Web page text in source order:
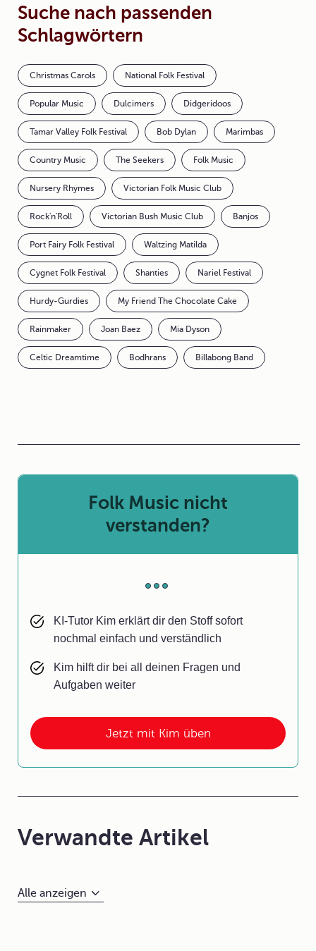
Suche nach passenden
Schlagwörtern
Christmas Carols National Folk Festival
Popular Music Dulcimers Didgeridoos
Tamar Valley Folk Festival Bob Dylan Marimbas
Country Music The Seekers Folk Music
Nursery Rhymes Victorian Folk Music Club
Rock'n'Roll Victorian Bush Music Club Banjos
Port Fairy Folk Festival Waltzing Matilda
Cygnet Folk Festival Shanties Nariel Festival
Hurdy-Gurdies My Friend The Chocolate Cake
Rainmaker Joan Baez Mia Dyson
Celtic Dreamtime Bodhrans Billabong Band
Jetzt mit Kim üben
Folk Music nicht
verstanden?
KI-Tutor Kim erklärt dir den Stoff sofort
nochmal einfach und verständlich
Kim hilft dir bei all deinen Fragen und
Aufgaben weiter
Verwandte Artikel
Alle anzeigen